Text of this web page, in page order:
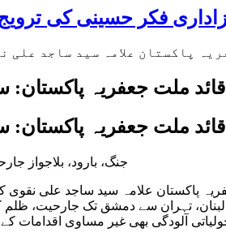
قائد ملت جعفریہ
قائد ملت جعفریہ
جنگ، بارود، بلاجواز
پاکستان علامہ سید ساجد علی
تہران سے دمشق تک جارحیت،
آلودگی بھی غیر مساوی اقدامات